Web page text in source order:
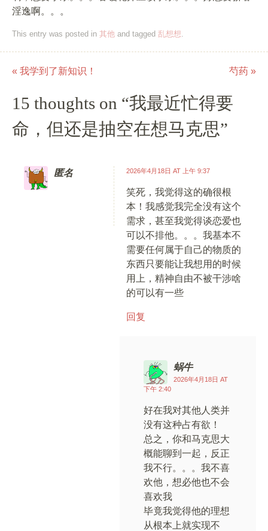
淫逸啊。。。
This entry was posted in 其他 and tagged 乱想想.
Post navigation
« 我学到了新知识！ 芍药 »
15 thoughts on “我最近忙得要
命，但还是抽空在想马克思”
匿名 2026年4月18日 AT 上午 9:37
笑死，我觉得这的确很根
本！我感觉我完全没有这个
需求，甚至我觉得谈恋爱也
可以不排他。。。我基本不
需要任何属于自己的物质的
东西只要能让我想用的时候
用上，精神自由不被干涉啥
的可以有一些
回复
蜗牛
2026年4月18日 AT
下午 2:40
好在我对其他人类并
没有这种占有欲！
总之，你和马克思大
概能聊到一起，反正
我不行。。。我不喜
欢他，想必他也不会
喜欢我
毕竟我觉得他的理想
从根本上就实现不